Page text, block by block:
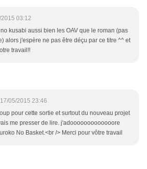
03:12
kusabi aussi bien les OAV que le roman (pas
alors j'espère ne pas être déçu par ce titre ^^ et
travail!!
17/05/2015 23:46
pour cette sortie et surtout du nouveau projet
me presser de lire. j'adooooooooooooore
No Basket.<br /> Merci pour vôtre travail